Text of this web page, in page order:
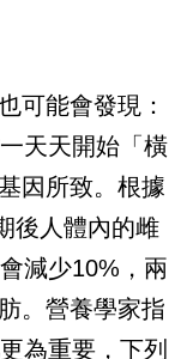
可能會發現：
天天開始「橫
因所致。根據
後人體內的雌
減少10%，兩
。營養學家指
為重要，下列